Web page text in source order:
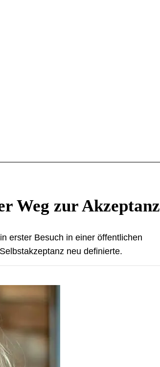
Weg zur Akzeptanz
erster Besuch in einer öffentlichen
neu definierte.